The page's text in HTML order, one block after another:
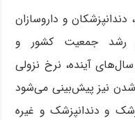
و داروسازان
رشد جمعیت کشور و
آینده، نرخ نزولی
شدن نیز پیش‌بینی می‌شود
و دندانپزشک و غیره